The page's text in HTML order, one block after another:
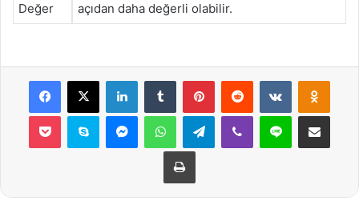
Değer
açıdan daha değerli olabilir.
Facebook
X LinkedInTumblr PinterestReddit VKontakte
Pocket Skype MessengerWhatsAppTelegramViber Line E-Posta ile
Yazdır